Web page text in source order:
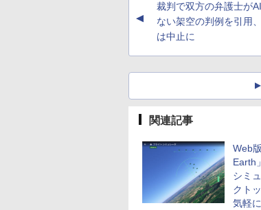
▲
裁判で双方の弁護士が
ない架空の判例を引用
は中止に
関連記事
Web
Earth
シミ
クト
気軽